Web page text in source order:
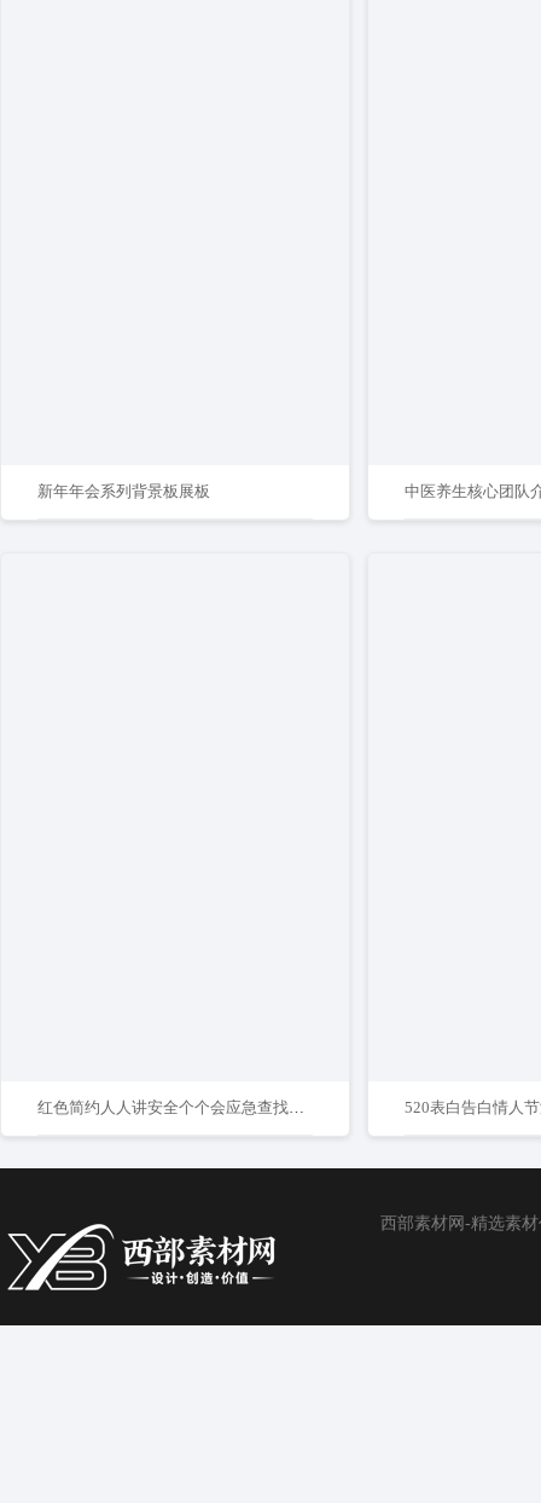
新年年会系列背景板展板 中医养生核心团队
红色简约人人讲安全个个会应急查找身边安全隐患安全生产月展板 520表白告白情人
西部素材网-精选素